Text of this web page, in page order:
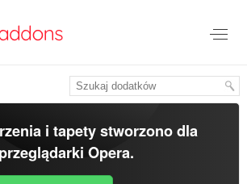
i tapety stworzono dla
przeglądarki Opera.